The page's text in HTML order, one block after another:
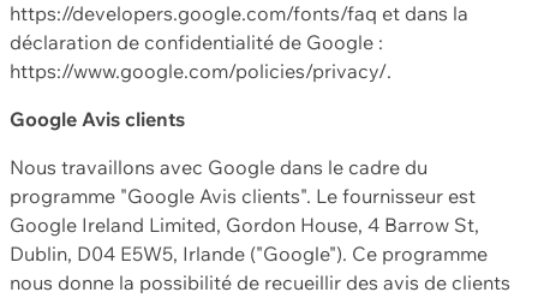
https://developers.google.com/fonts/faq et dans la
déclaration de confidentialité de Google :
https://www.google.com/policies/privacy/.
Google Avis clients
Nous travaillons avec Google dans le cadre du
programme "Google Avis clients". Le fournisseur est
Google Ireland Limited, Gordon House, 4 Barrow St,
Dublin, D04 E5W5, Irlande ("Google"). Ce programme
nous donne la possibilité de recueillir des avis de clients